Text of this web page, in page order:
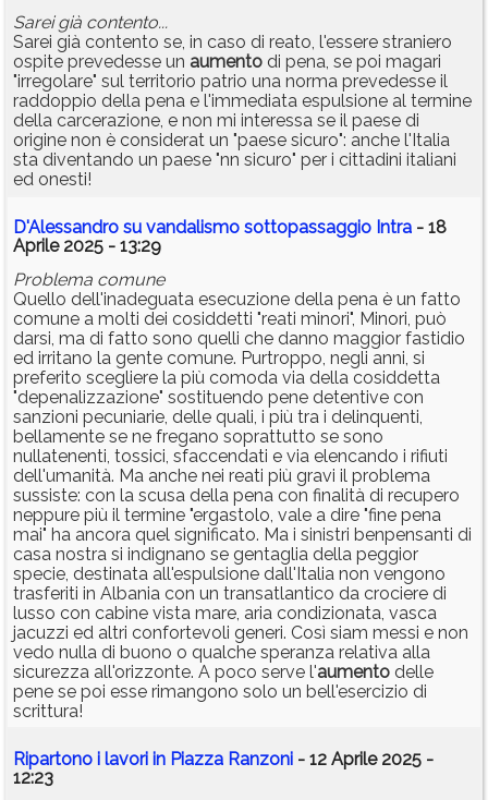
Sarei già contento...
Sarei già contento se, in caso di reato, l'essere straniero
ospite prevedesse un aumento di pena, se poi magari
"irregolare" sul territorio patrio una norma prevedesse il
raddoppio della pena e l'immediata espulsione al termine
della carcerazione, e non mi interessa se il paese di
origine non è considerat un "paese sicuro": anche l'Italia
sta diventando un paese "nn sicuro" per i cittadini italiani
ed onesti!
D'Alessandro su vandalismo sottopassaggio Intra - 18
Aprile 2025 - 13:29
Problema comune
Quello dell'inadeguata esecuzione della pena è un fatto
comune a molti dei cosiddetti "reati minori", Minori, può
darsi, ma di fatto sono quelli che danno maggior fastidio
ed irritano la gente comune. Purtroppo, negli anni, si
preferito scegliere la più comoda via della cosiddetta
"depenalizzazione" sostituendo pene detentive con
sanzioni pecuniarie, delle quali, i più tra i delinquenti,
bellamente se ne fregano soprattutto se sono
nullatenenti, tossici, sfaccendati e via elencando i rifiuti
dell'umanità. Ma anche nei reati più gravi il problema
sussiste: con la scusa della pena con finalità di recupero
neppure più il termine "ergastolo, vale a dire "fine pena
mai" ha ancora quel significato. Ma i sinistri benpensanti di
casa nostra si indignano se gentaglia della peggior
specie, destinata all'espulsione dall'Italia non vengono
trasferiti in Albania con un transatlantico da crociere di
lusso con cabine vista mare, aria condizionata, vasca
jacuzzi ed altri confortevoli generi. Così siam messi e non
vedo nulla di buono o qualche speranza relativa alla
sicurezza all'orizzonte. A poco serve l'aumento delle
pene se poi esse rimangono solo un bell'esercizio di
scrittura!
Ripartono i lavori in Piazza Ranzoni - 12 Aprile 2025 -
12:23